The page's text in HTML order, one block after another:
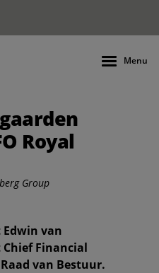
Menu
Royal
Group
Edwin van
Financial
van Bestuur.